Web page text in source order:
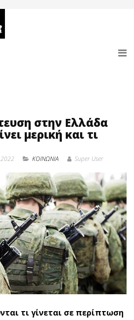
στην Ελλάδα
μερική και τι
ΚΟΙΝΩΝΙΑ Super User
τι γίνεται σε περίπτωση